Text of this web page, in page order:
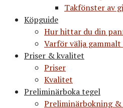
Takfönster av
Köpguide
Hur hittar du din
Varför välja
Priser & kvalitet
Priser
Kvalitet
Preliminärboka tegel
Preliminärbokning